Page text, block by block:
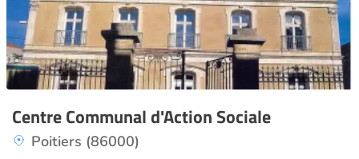
Centre Communal d'Action Sociale
Poitiers (86000)